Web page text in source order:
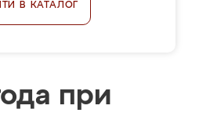
В КАТАЛОГ
при